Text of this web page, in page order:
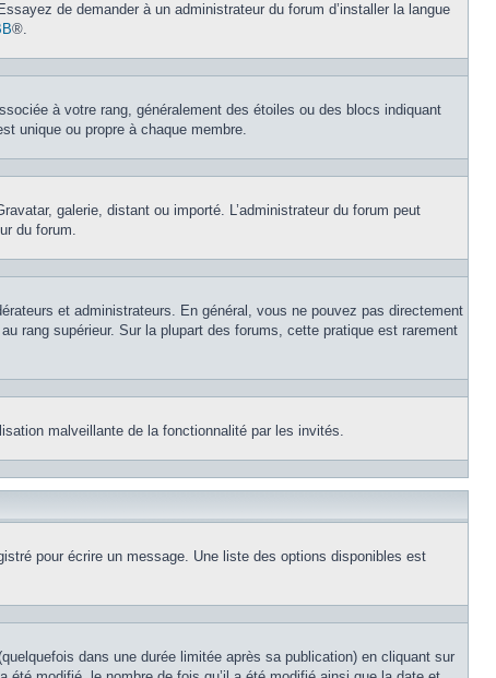
de demander à un administrateur du forum d’installer la langue
®.
à votre rang, généralement des étoiles ou des blocs indiquant
unique ou propre à chaque membre.
galerie, distant ou importé. L’administrateur du forum peut
du forum.
et administrateurs. En général, vous ne pouvez pas directement
rang supérieur. Sur la plupart des forums, cette pratique est rarement
malveillante de la fonctionnalité par les invités.
pour écrire un message. Une liste des options disponibles est
dans une durée limitée après sa publication) en cliquant sur